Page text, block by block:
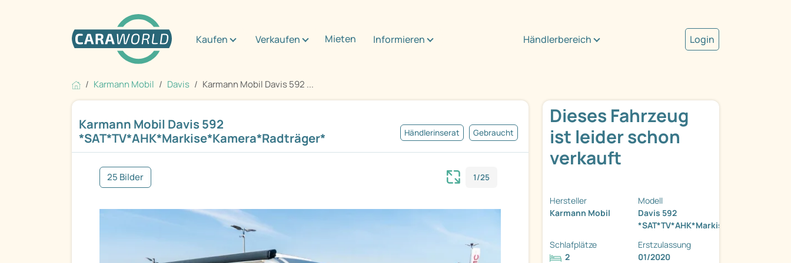
Kaufen Verkaufen Mieten Informieren Händlerbereich Login
Karmann Mobil Davis Karmann Mobil Davis 592 ...
Karmann Mobil Davis 592
*SAT*TV*AHK*Markise*Kamera*Radträger*
Händlerinserat Gebraucht
25 Bilder 1/25
Dieses Fahrzeug
ist leider schon
verkauft
Hersteller
Karmann Mobil
Modell
Davis 592
Schlafplätze
2
Erstzulassung
01/2020